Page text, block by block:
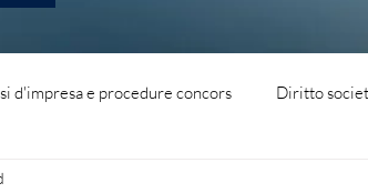
d'impresa e procedure concors Diritto